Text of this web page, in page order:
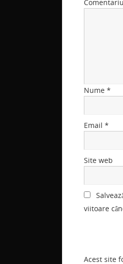
Comentariu
Nume *
Email *
Site web
viitoare
Acest site